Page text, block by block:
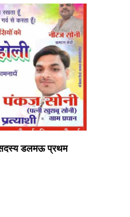
सदस्य डलमऊ प्रथम